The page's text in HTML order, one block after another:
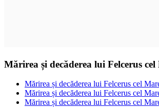
Mărirea și decăderea lui Felcerus cel
Mărirea și decăderea lui Felcerus cel
Mărirea și decăderea lui Felcerus cel
Mărirea și decăderea lui Felcerus cel